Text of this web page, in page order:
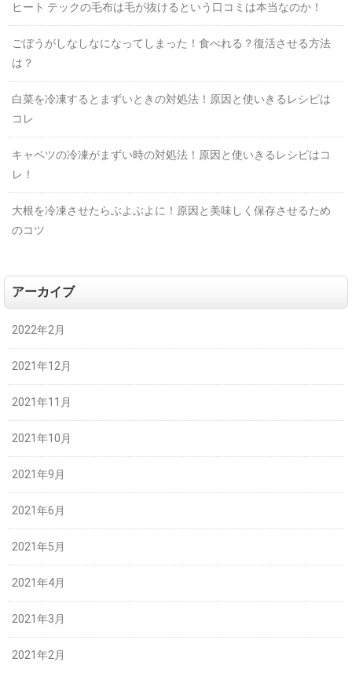
ヒート テックの毛布は毛が抜けるという口コミは本当なのか！
ごぼうがしなしなになってしまった！食べれる？復活させる方法
は？
白菜を冷凍するとまずいときの対処法！原因と使いきるレシピは
コレ
キャベツの冷凍がまずい時の対処法！原因と使いきるレシピはコ
レ！
大根を冷凍させたらぶよぶよに！原因と美味しく保存させるため
のコツ
アーカイブ
2022年2月
2021年12月
2021年11月
2021年10月
2021年9月
2021年6月
2021年5月
2021年4月
2021年3月
2021年2月